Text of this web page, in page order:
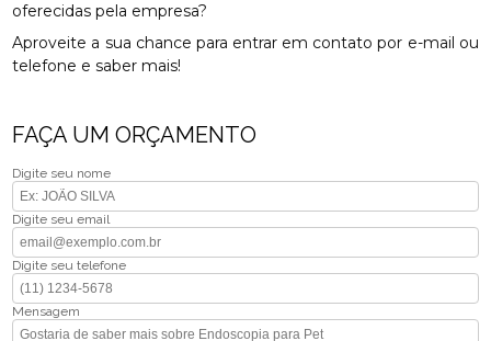
oferecidas pela empresa?
Aproveite a sua chance para entrar em contato por e-mail ou
telefone e saber mais!
FAÇA UM ORÇAMENTO
Digite seu nome
Digite seu email
Digite seu telefone
Mensagem